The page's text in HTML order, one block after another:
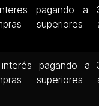
pagando a
superiores
pagando a
superiores